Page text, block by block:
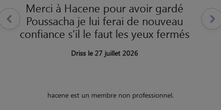
Merci à Hacene pour avoir gardé
Poussacha je lui ferai de nouveau
confiance s'il le faut les yeux fermés
Driss le 27 juillet 2026
hacene est un membre non professionnel.